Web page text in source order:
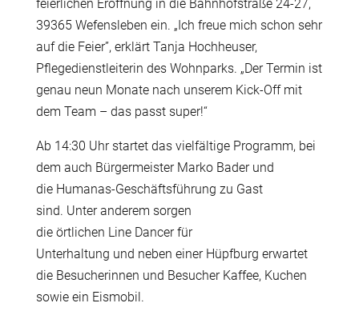
feierlichen Eröffnung in die Bahnhofstraße 24-27,
39365 Wefensleben ein. „Ich freue mich schon sehr
auf die Feier”, erklärt Tanja Hochheuser,
Pflegedienstleiterin des Wohnparks. „Der Termin ist
genau neun Monate nach unserem Kick‑Off mit
dem Team – das passt super!“
Ab 14:30 Uhr startet das vielfältige Programm, bei
dem auch Bürgermeister Marko Bader und
die Humanas-Geschäftsführung zu Gast
sind. Unter anderem sorgen
die örtlichen Line Dancer für
Unterhaltung und neben einer Hüpfburg erwartet
die Besucherinnen und Besucher Kaffee, Kuchen
sowie ein Eismobil.